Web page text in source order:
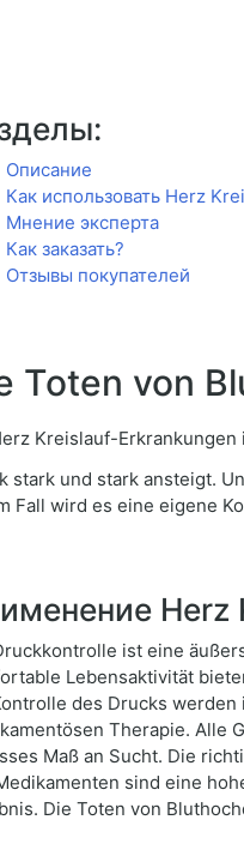
Описание
Как использовать Herz
Мнение эксперта
Как заказать?
Отзывы покупателей
Toten von
stark und stark ansteigt.
Fall wird es eine eigene
Herz
ist eine
Lebensaktivität
des Drucks
Therapie. Alle
Maß an Sucht. Die
sind eine
Die Toten von